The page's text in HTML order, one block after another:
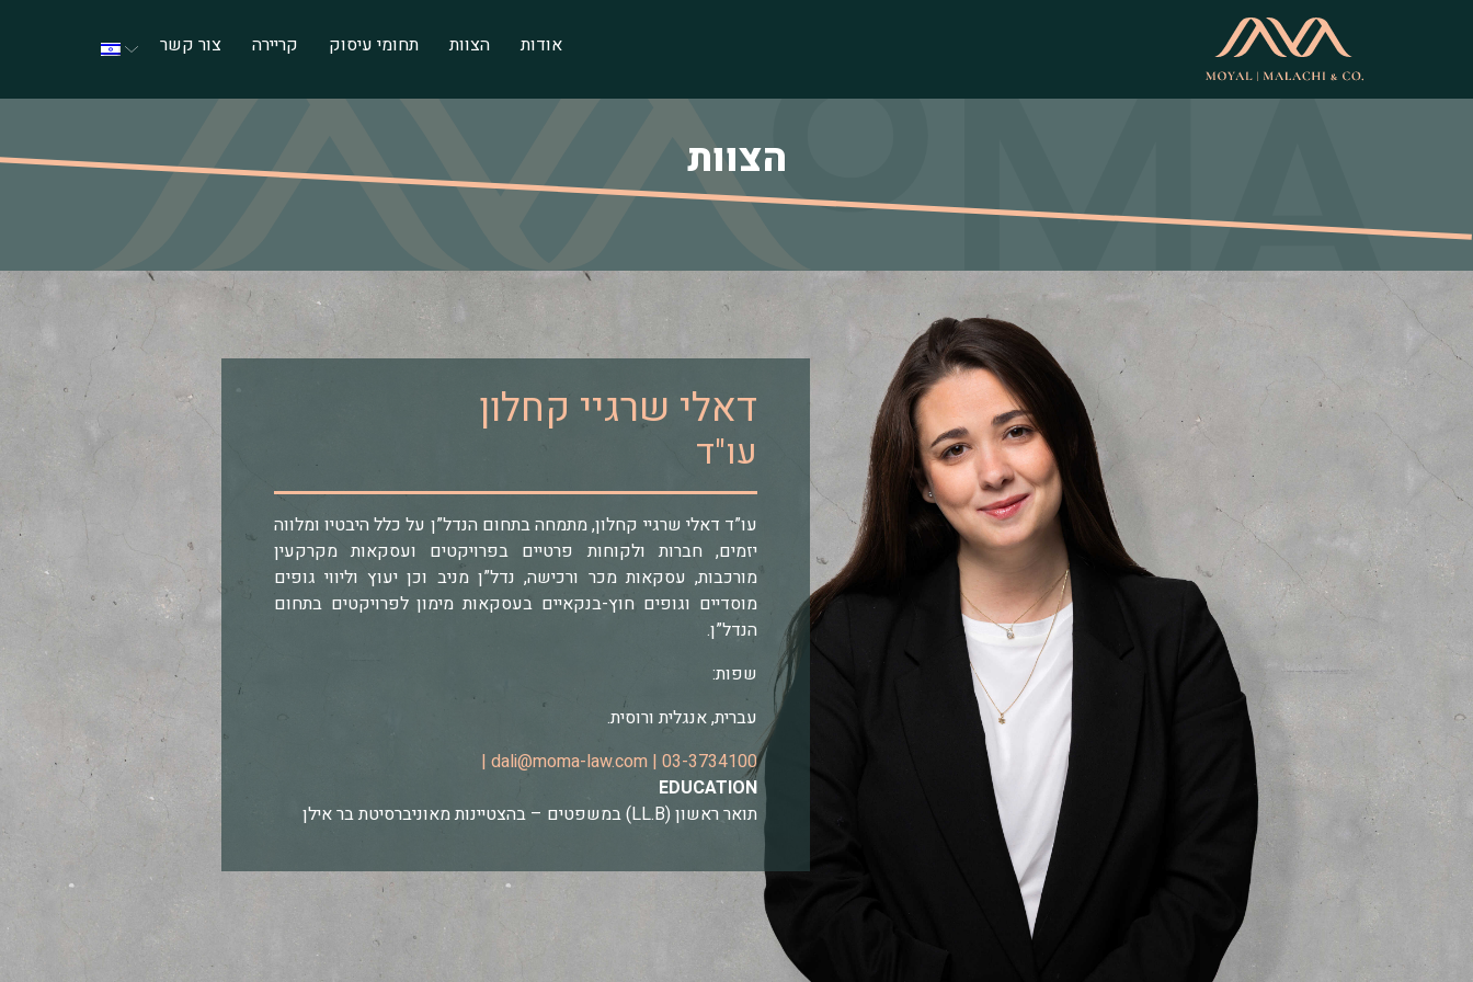
אודות הצוות תחומי עיסוק קריירה צור קשר
הצוות
דאלי שרגיי קחלון
עו"ד
עו”ד דאלי שרגיי קחלון, מתמחה בתחום הנדל”ן על כלל היבטיו ומלווה
יזמים, חברות ולקוחות פרטיים בפרויקטים ועסקאות מקרקעין
מורכבות, עסקאות מכר ורכישה, נדל”ן מניב וכן יעוץ וליווי גופים
מוסדיים וגופים חוץ-בנקאיים בעסקאות מימון לפרויקטים בתחום
הנדל”ן.
שפות:
עברית, אנגלית ורוסית.
03-3734100
|
dali@moma-law.com
|
EDUCATION
תואר ראשון (LL.B) במשפטים – בהצטיינות מאוניברסיטת בר אילן